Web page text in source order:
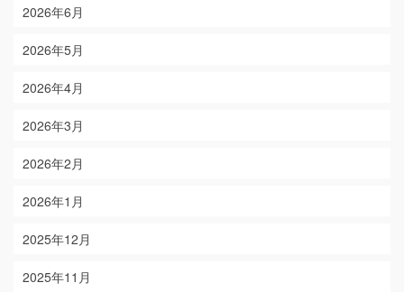
2026年6月
2026年5月
2026年4月
2026年3月
2026年2月
2026年1月
2025年12月
2025年11月